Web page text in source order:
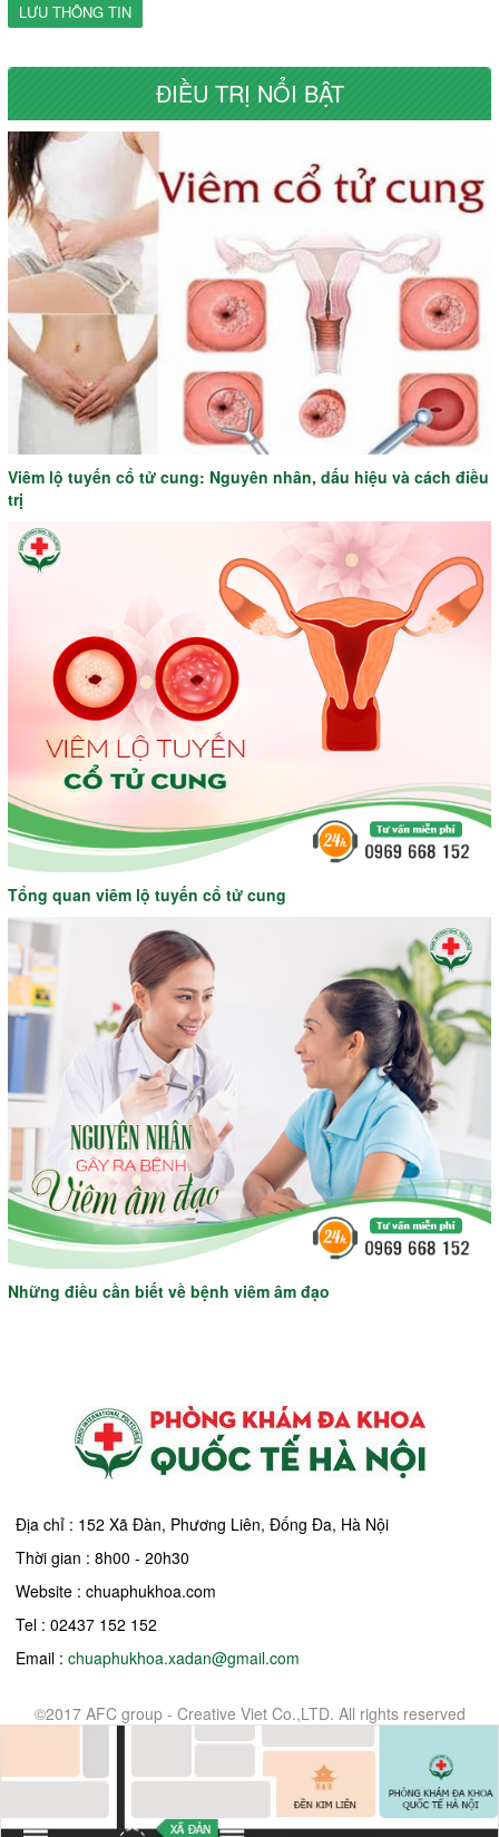
LƯU THÔNG TIN
ĐIỀU TRỊ NỔI BẬT
Viêm lộ tuyến cổ tử cung: Nguyên nhân, dấu hiệu và cách điều
trị
Tổng quan viêm lộ tuyến cổ tử cung
Những điều cần biết về bệnh viêm âm đạo
Địa chỉ : 152 Xã Đàn, Phương Liên, Đống Đa, Hà Nội
Thời gian : 8h00 - 20h30
Website : chuaphukhoa.com
Tel : 02437 152 152
Email : chuaphukhoa.xadan@gmail.com
©2017 AFC group - Creative Viet Co.,LTD. All rights reserved